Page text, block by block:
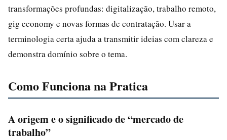
transformações profundas: digitalização, trabalho remoto,
gig economy e novas formas de contratação. Usar a
terminologia certa ajuda a transmitir ideias com clareza e
demonstra domínio sobre o tema.
Como Funciona na Pratica
A origem e o significado de “mercado de
trabalho”